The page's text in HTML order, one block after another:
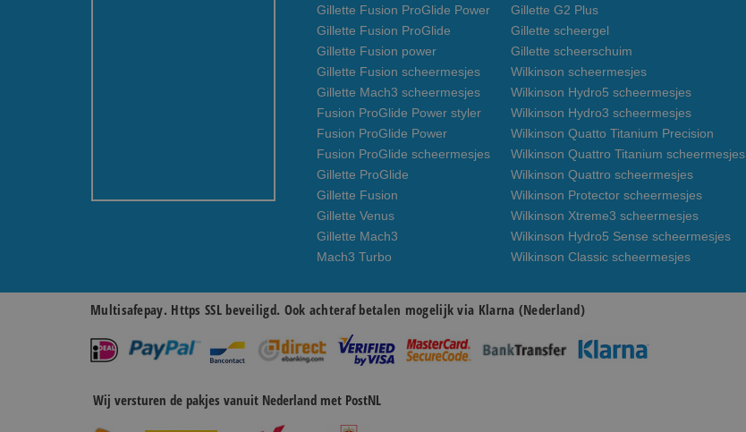
Gillette Fusion ProGlide Power
Gillette Fusion ProGlide
Gillette Fusion power
Gillette Fusion scheermesjes
Gillette Mach3 scheermesjes
Fusion ProGlide Power styler
Fusion ProGlide Power
Fusion ProGlide scheermesjes
Gillette ProGlide
Gillette Fusion
Gillette Venus
Gillette Mach3
Mach3 Turbo
Gillette G2 Plus
Gillette scheergel
Gillette scheerschuim
Wilkinson scheermesjes
Wilkinson Hydro5 scheermesjes
Wilkinson Hydro3 scheermesjes
Wilkinson Quatto Titanium Precision
Wilkinson Quattro Titanium scheermesjes
Wilkinson Quattro scheermesjes
Wilkinson Protector scheermesjes
Wilkinson Xtreme3 scheermesjes
Wilkinson Hydro5 Sense scheermesjes
Wilkinson Classic scheermesjes
Multisafepay. Https SSL beveiligd. Ook achteraf betalen mogelijk via Klarna (Nederland)
Wij versturen de pakjes vanuit Nederland met PostNL